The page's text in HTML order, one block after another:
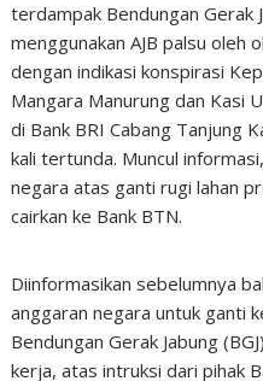
terdampak Bendungan Gerak
menggunakan AJB palsu oleh
dengan indikasi konspirasi
Mangara Manurung dan Kasi
di Bank BRI Cabang Tanjung
kali tertunda. Muncul
negara atas ganti rugi lahan
cairkan ke Bank BTN.
Diinformasikan sebelumnya
anggaran negara untuk ganti
Bendungan Gerak Jabung
kerja, atas intruksi dari pihak